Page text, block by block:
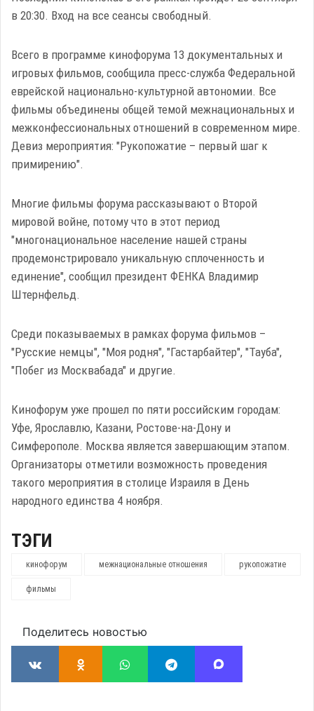
в 20:30. Вход на все сеансы свободный.
Всего в программе кинофорума 13 документальных и
игровых фильмов, сообщила пресс-служба Федеральной
еврейской национально-культурной автономии. Все
фильмы объединены общей темой межнациональных и
межконфессиональных отношений в современном мире.
Девиз мероприятия: "Рукопожатие – первый шаг к
примирению".
Многие фильмы форума рассказывают о Второй
мировой войне, потому что в этот период
"многонациональное население нашей страны
продемонстрировало уникальную сплоченность и
единение", сообщил президент ФЕНКА Владимир
Штернфельд.
Среди показываемых в рамках форума фильмов –
"Русские немцы", "Моя родня", "Гастарбайтер", "Тауба",
"Побег из Москвабада" и другие.
Кинофорум уже прошел по пяти российским городам:
Уфе, Ярославлю, Казани, Ростове-на-Дону и
Симферополе. Москва является завершающим этапом.
Организаторы отметили возможность проведения
такого мероприятия в столице Израиля в День
народного единства 4 ноября.
ТЭГИ
кинофорум межнациональные отношения рукопожатие
фильмы
Поделитесь новостью